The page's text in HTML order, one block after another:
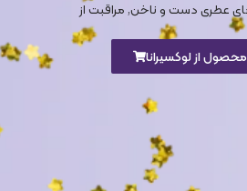
عطری دست و ناخن,مراقبت از
از لوکسیرانا